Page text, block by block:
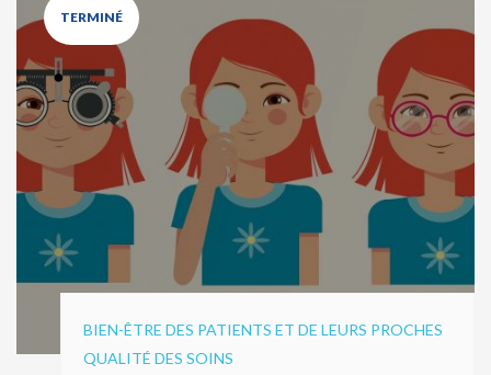
TERMINÉ
BIEN-ÊTRE DES PATIENTS ET DE LEURS PROCHES
QUALITÉ DES SOINS